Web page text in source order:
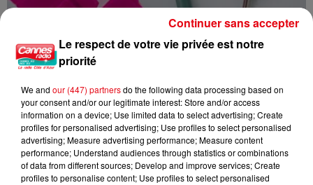
Trousse à pharmacie des vacances : les dix indispensables à
emporter
Le respect de votre vie privée est notre
priorité
We and our (447) partnersdo the following data processing based on
your consent and/or our legitimate interest: Store and/or access
information on a device; Use limited data to select advertising; Create
profiles for personalised advertising; Use profiles to select personalised
advertising; Measure advertising performance; Measure content
performance; Understand audiences through statistics or combinations
of data from different sources; Develop and improve services; Create
profiles to personalise content; Use profiles to select personalised
Continuer sans accepter